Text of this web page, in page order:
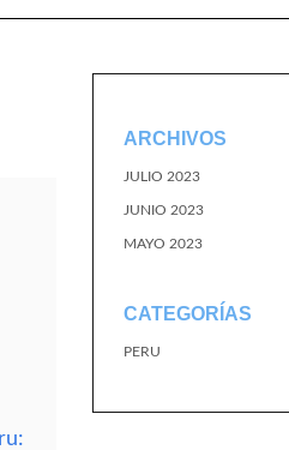
ARCHIVOS
JULIO 2023
JUNIO 2023
MAYO 2023
CATEGORÍAS
PERU